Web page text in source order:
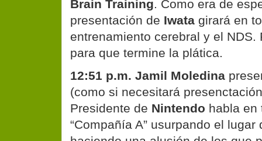
Brain Training. Como era de
presentación de Iwata girará en
entrenamiento cerebral y el NDS.
para que termine la plática.
12:51 p.m. Jamil Moledina
(como si necesitará
Presidente de Nintendo habla en
“Compañía A” usurpando el lugar